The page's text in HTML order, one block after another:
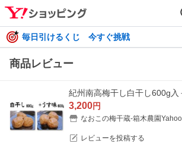
毎日引けるくじ 今すぐ挑戦
商品レビュー
紀州南高梅干し白干し600g入
3,200円
なおこの梅干蔵-箱木農園
レビューを投稿する